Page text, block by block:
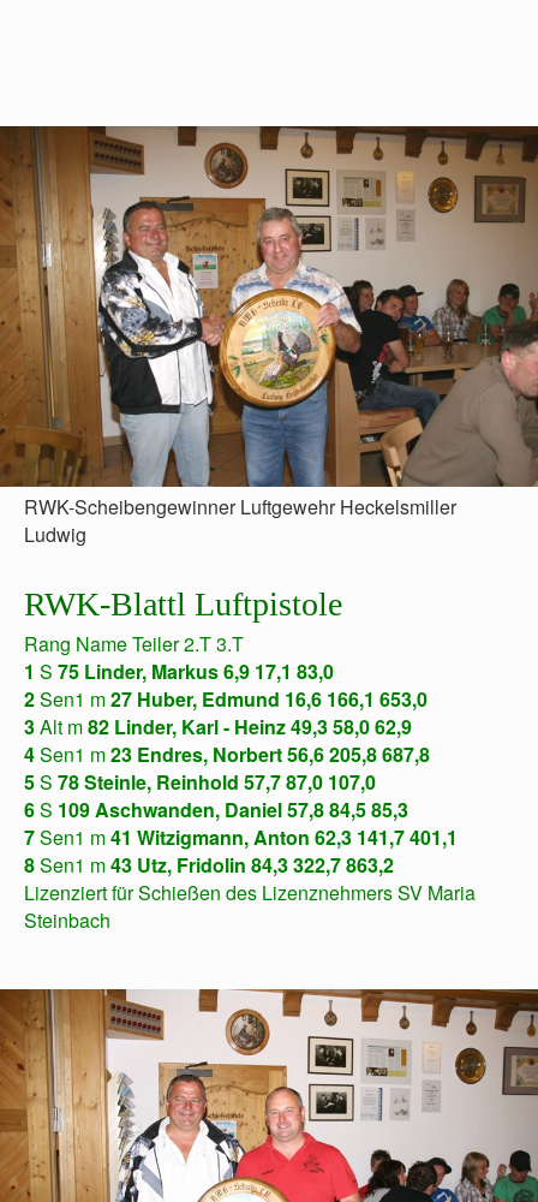
RWK-Scheibengewinner Luftgewehr Heckelsmiller
Ludwig
RWK-Blattl Luftpistole
Rang Name Teiler 2.T 3.T
1 S 75 Linder, Markus 6,9 17,1 83,0
2Sen1 m27 Huber, Edmund 16,6 166,1 653,0
3Alt m82 Linder, Karl - Heinz 49,358,0 62,9
4Sen1 m23 Endres, Norbert 56,6205,8 687,8
5S 78Steinle, Reinhold 57,787,0 107,0
6S 109 Aschwanden, Daniel 57,884,5 85,3
7Sen1 m41 Witzigmann, Anton 62,3 141,7 401,1
8Sen1 m43 Utz, Fridolin 84,3322,7 863,2
Lizenziert für Schießen des Lizenznehmers SV Maria
Steinbach